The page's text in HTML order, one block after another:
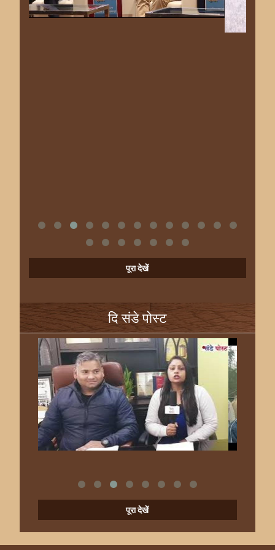
पूरा देखें
दि संडे पोस्ट
पूरा देखें